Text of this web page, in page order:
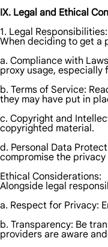
IX. Legal and Ethical
1. Legal Responsibilities:
When deciding to get a
a. Compliance with
proxy usage,
b. Terms of Service:
they may have put in
c. Copyright and
copyrighted material.
d. Personal Data
compromise the
Ethical Considerations:
Alongside legal
a. Respect for Privacy:
b. Transparency: Be
providers are aware